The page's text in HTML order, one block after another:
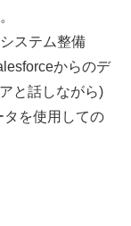
ステム整備
からのデ
と話しながら)
タを使用しての